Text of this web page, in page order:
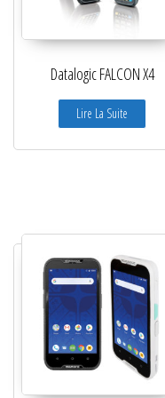
Datalogic FALCON X4
Lire La Suite